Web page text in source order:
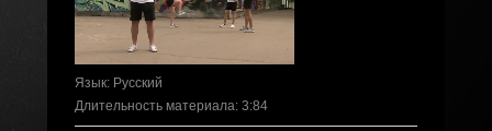
Язык: Русский
Длительность материала: 3:84